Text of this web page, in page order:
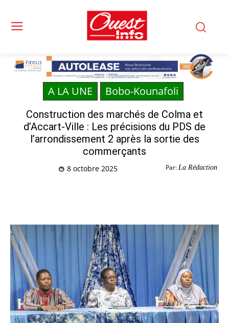
A LA UNE Bobo-Kounafoli
Construction des marchés de Colma et
d’Accart-Ville : Les précisions du PDS de
l’arrondissement 2 après la sortie des
commerçants
Par: La Rédaction
8 octobre 2025